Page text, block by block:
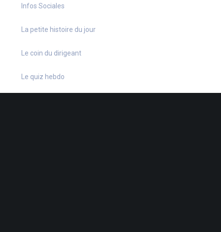
Infos Sociales
La petite histoire du jour
Le coin du dirigeant
Le quiz hebdo